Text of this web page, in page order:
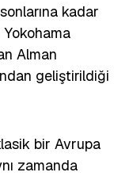
kadar
Yokohama
Alman
geliştirildiği
bir Avrupa
zamanda